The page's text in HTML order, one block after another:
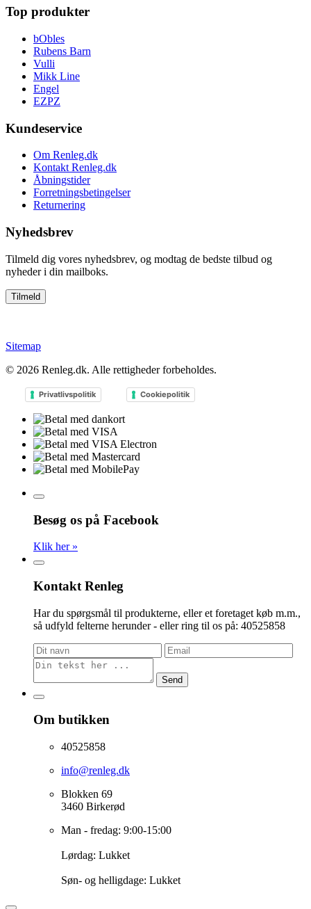
Top produkter
bObles
Rubens Barn
Vulli
Mikk Line
Engel
EZPZ
Kundeservice
Om Renleg.dk
Kontakt Renleg.dk
Åbningstider
Forretningsbetingelser
Returnering
Nyhedsbrev
Tilmeld dig vores nyhedsbrev, og modtag de bedste tilbud og
nyheder i din mailboks.
Sitemap
© 2026 Renleg.dk. Alle rettigheder forbeholdes.
Privatlivspolitik Cookiepolitik
Besøg os på Facebook
Klik her »
Kontakt Renleg
Har du spørgsmål til produkterne, eller et foretaget køb m.m.,
så udfyld felterne herunder - eller ring til os på: 40525858
Send
Om butikken
40525858
info@renleg.dk
Blokken 69
3460 Birkerød
Man - fredag: 9:00-15:00
Lørdag: Lukket
Søn- og helligdage: Lukket